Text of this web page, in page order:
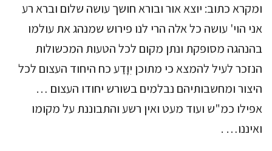
ומקרא כתוב: יוצא אור ובורא חושך עושה שלום וברא רע
אני הוי' עושה כל אלה הרי לנו פירוש שמנהג את עולמו
בהנהגה מסופקת ונתן מקום לכל הטעות המכשולות
הנזכר לעיל להמצא כי מתוכן יִוָדַע כח היחוד העצום לכל
היצור ומחשבותיהם נבלמים בשורש יחודו העצום …
אפילו כמ"ש ועוד מעט ואין רשע והתבוננת על מקומו
ואיננו… .